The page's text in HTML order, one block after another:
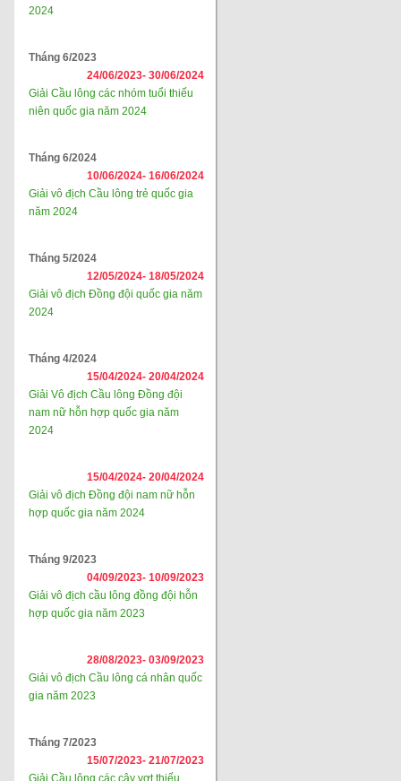
2024
Tháng 6/2023
24/06/2023- 30/06/2024
Giải Cầu lông các nhóm tuổi thiếu
niên quốc gia năm 2024
Tháng 6/2024
10/06/2024- 16/06/2024
Giải vô địch Cầu lông trẻ quốc gia
năm 2024
Tháng 5/2024
12/05/2024- 18/05/2024
Giải vô địch Đồng đội quốc gia năm
2024
Tháng 4/2024
15/04/2024- 20/04/2024
Giải Vô địch Cầu lông Đồng đội
nam nữ hỗn hợp quốc gia năm
2024
15/04/2024- 20/04/2024
Giải vô địch Đồng đội nam nữ hỗn
hợp quốc gia năm 2024
Tháng 9/2023
04/09/2023- 10/09/2023
Giải vô địch cầu lông đồng đội hỗn
hợp quốc gia năm 2023
28/08/2023- 03/09/2023
Giải vô địch Cầu lông cá nhân quốc
gia năm 2023
Tháng 7/2023
15/07/2023- 21/07/2023
Giải Cầu lông các cây vợt thiếu